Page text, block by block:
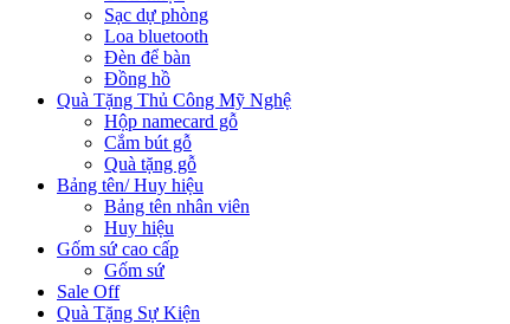
Sạc dự phòng
Loa bluetooth
Đèn để bàn
Đồng hồ
Quà Tặng Thủ Công Mỹ Nghệ
Hộp namecard gỗ
Cắm bút gỗ
Quà tặng gỗ
Bảng tên/ Huy hiệu
Bảng tên nhân viên
Huy hiệu
Gốm sứ cao cấp
Gốm sứ
Sale Off
Quà Tặng Sự Kiện